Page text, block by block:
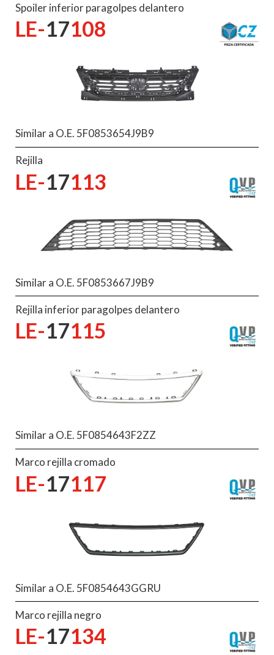
Spoiler inferior paragolpes delantero
LE-17108
Similar a O.E. 5F0853654J9B9
Rejilla
LE-17113
Similar a O.E. 5F0853667J9B9
Rejilla inferior paragolpes delantero
LE-17115
Similar a O.E. 5F0854643F2ZZ
Marco rejilla cromado
LE-17117
Similar a O.E. 5F0854643GGRU
Marco rejilla negro
LE-17134